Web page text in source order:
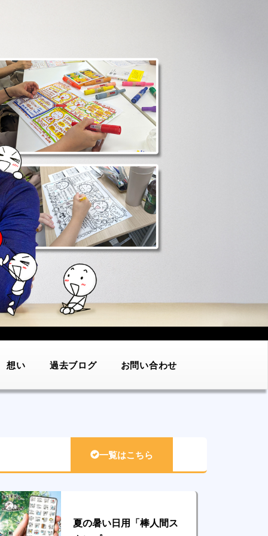
想い 過去ブログ お問い合わせ
一覧はこちら
夏の暑い日用「棒人間ス